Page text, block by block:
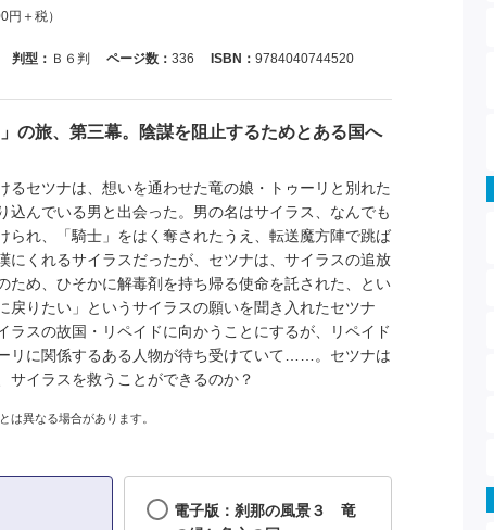
円＋税）
判型： Ｂ６判 ページ数： 336 ISBN： 9784040744520
」の旅、第三幕。陰謀を阻止するためとある国へ
るセツナは、想いを通わせた竜の娘・トゥーリと別れた
込んでいる男と出会った。男の名はサイラス、なんでも
られ、「騎士」をはく奪されたうえ、転送魔方陣で跳ば
にくれるサイラスだったが、セツナは、サイラスの追放
ため、ひそかに解毒剤を持ち帰る使命を託された、とい
戻りたい」というサイラスの願いを聞き入れたセツナ
ラスの故国・リペイドに向かうことにするが、リペイド
リに関係するある人物が待ち受けていて……。セツナは
サイラスを救うことができるのか？
は異なる場合があります。
電子版：刹那の風景３ 竜